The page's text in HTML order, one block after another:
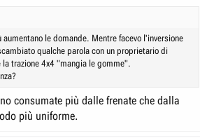
le domande. Mentre facevo l'inversione
qualche parola con un proprietario di
trazione 4x4 "mangia le gomme".
consumate più dalle frenate che dalla
più uniforme.